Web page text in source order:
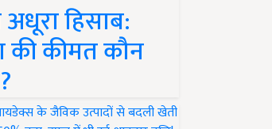
हिसाब:
की कीमत कौन